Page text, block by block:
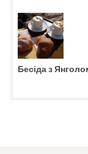
Бесіда з